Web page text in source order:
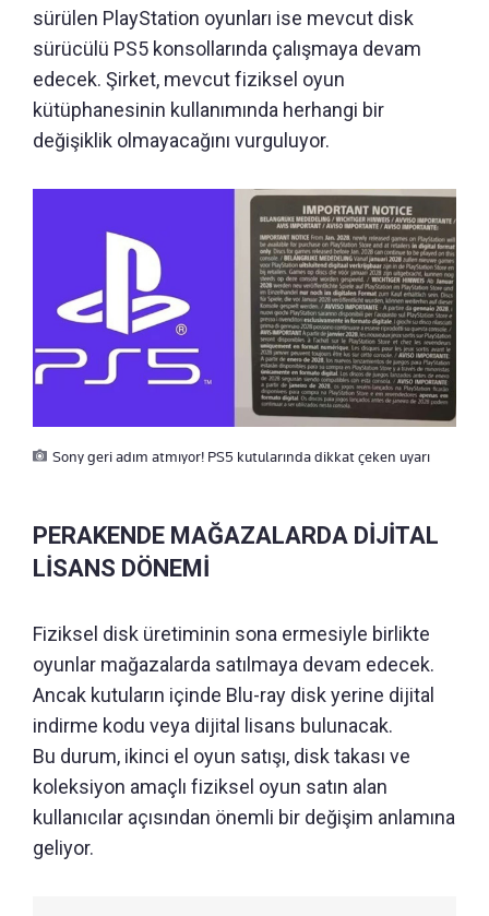
sürülen PlayStation oyunları ise mevcut disk
sürücülü PS5 konsollarında çalışmaya devam
edecek. Şirket, mevcut fiziksel oyun
kütüphanesinin kullanımında herhangi bir
değişiklik olmayacağını vurguluyor.
Sony geri adım atmıyor! PS5 kutularında dikkat çeken uyarı
PERAKENDE MAĞAZALARDA DİJİTAL
LİSANS DÖNEMİ
Fiziksel disk üretiminin sona ermesiyle birlikte
oyunlar mağazalarda satılmaya devam edecek.
Ancak kutuların içinde Blu-ray disk yerine dijital
indirme kodu veya dijital lisans bulunacak.
Bu durum, ikinci el oyun satışı, disk takası ve
koleksiyon amaçlı fiziksel oyun satın alan
kullanıcılar açısından önemli bir değişim anlamına
geliyor.